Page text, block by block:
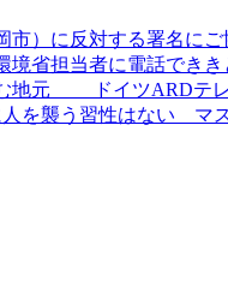
市）に反対する署名に
境省担当者に電話できき
む地元 ドイツARDテ
を襲う習性はない マ